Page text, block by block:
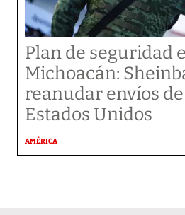
Plan de seguridad
Michoacán:
reanudar envíos
Estados Unidos
AMÉRICA